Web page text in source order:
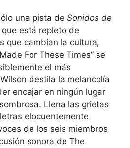
una pista de Sonidos de
está repleto de
que cambian la cultura,
For These Times” se
el más
destila la melancolía
encajar en ningún lugar
Llena las grietas
elocuentemente
de los seis miembros
sonora de The